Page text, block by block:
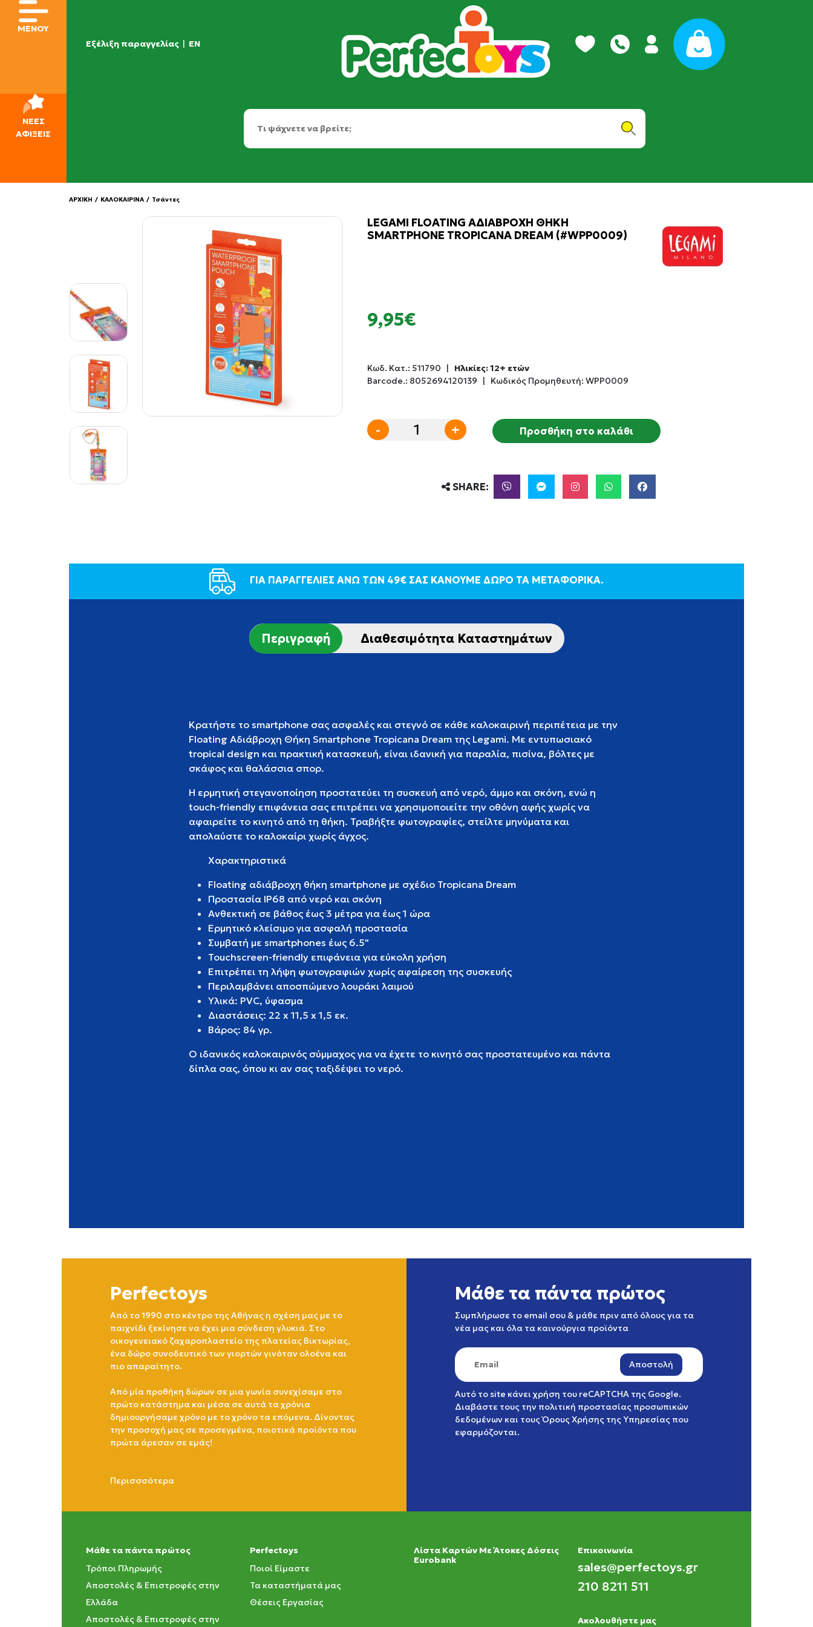
Εξέλιξη παραγγελίας | EN
ΜΕΝΟΥ
ΝΕΕΣ
ΑΦΙΞΕΙΣ
ΑΡΧΙΚΗ / ΚΑΛΟΚΑΙΡΙΝΑ / Τσάντες
LEGAMI FLOATING ΑΔΙΑΒΡΟΧΗ ΘΗΚΗ
SMARTPHONE TROPICANA DREAM (#WPP0009)
9,95€
Κωδ. Κατ.: 511790 |
Ηλικίες: 12+ ετών
Barcode.: 8052694120139 | Κωδικός Προμηθευτή: WPP0009
- + Προσθήκη στο καλάθι
SHARE:
ΓΙΑ ΠΑΡΑΓΓΕΛΙΕΣ ΑΝΩ ΤΩΝ 49€ ΣΑΣ ΚΑΝΟΥΜΕ ΔΩΡΟ ΤΑ ΜΕΤΑΦΟΡΙΚΑ.
Περιγραφή Διαθεσιμότητα Καταστημάτων
Κρατήστε το smartphone σας ασφαλές και στεγνό σε κάθε καλοκαιρινή περιπέτεια με την
Floating Αδιάβροχη Θήκη Smartphone Tropicana Dream της Legami. Με εντυπωσιακό
tropical design και πρακτική κατασκευή, είναι ιδανική για παραλία, πισίνα, βόλτες με
σκάφος και θαλάσσια σπορ.
Η ερμητική στεγανοποίηση προστατεύει τη συσκευή από νερό, άμμο και σκόνη, ενώ η
touch-friendly επιφάνεια σας επιτρέπει να χρησιμοποιείτε την οθόνη αφής χωρίς να
αφαιρείτε το κινητό από τη θήκη. Τραβήξτε φωτογραφίες, στείλτε μηνύματα και
απολαύστε το καλοκαίρι χωρίς άγχος.
Χαρακτηριστικά
Floating αδιάβροχη θήκη smartphone με σχέδιο Tropicana Dream
Προστασία IP68 από νερό και σκόνη
Ανθεκτική σε βάθος έως 3 μέτρα για έως 1 ώρα
Ερμητικό κλείσιμο για ασφαλή προστασία
Συμβατή με smartphones έως 6.5"
Touchscreen-friendly επιφάνεια για εύκολη χρήση
Επιτρέπει τη λήψη φωτογραφιών χωρίς αφαίρεση της συσκευής
Περιλαμβάνει αποσπώμενο λουράκι λαιμού
Υλικά: PVC, ύφασμα
Διαστάσεις: 22 x 11,5 x 1,5 εκ.
Βάρος: 84 γρ.
Ο ιδανικός καλοκαιρινός σύμμαχος για να έχετε το κινητό σας προστατευμένο και πάντα
δίπλα σας, όπου κι αν σας ταξιδέψει το νερό.
Perfectoys
Από το 1990 στο κέντρο της Αθήνας η σχέση μας με το
παιχνίδι ξεκίνησε να έχει μια σύνδεση γλυκιά. Στο
οικογενειακό ζαχαροπλαστείο της πλατείας Βικτωρίας,
ένα δώρο συνοδευτικό των γιορτών γινόταν ολοένα και
πιο απαραίτητο.
Από μία προθήκη δώρων σε μια γωνία συνεχίσαμε στο
πρώτο κατάστημα και μέσα σε αυτά τα χρόνια
δημιουργήσαμε χρόνο με το χρόνο τα επόμενα. Δίνοντας
την προσοχή μας σε προσεγμένα, ποιοτικά προϊόντα που
πρώτα άρεσαν σε εμάς!
Περισσσότερα
Μάθε τα πάντα πρώτος
Συμπλήρωσε το email σου & μάθε πριν από όλους για τα
νέα μας και όλα τα καινούργια προϊόντα
Αποστολή
Αυτό το site κάνει χρήση του reCAPTCHA της Google.
Διαβάστε τους την πολιτική προστασίας προσωπικών
δεδομένων και τουςΌρους Χρήσης της Υπηρεσίας που
εφαρμόζονται.
Μάθε τα πάντα πρώτος
Τρόποι Πληρωμής
Αποστολές & Επιστροφές στην
Ελλάδα
Αποστολές & Επιστροφές στην
Perfectoys
Ποιοί Είμαστε
Τα καταστήματά μας
Θέσεις Εργασίας
Λίστα Καρτών Με Άτοκες Δόσεις
Eurobank
Eπικοινωνία
sales@perfectoys.gr
210 8211 511
Ακολουθήστε μας